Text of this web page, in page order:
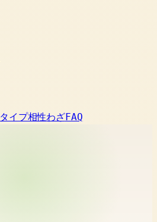
タイプ相性わざFAQ